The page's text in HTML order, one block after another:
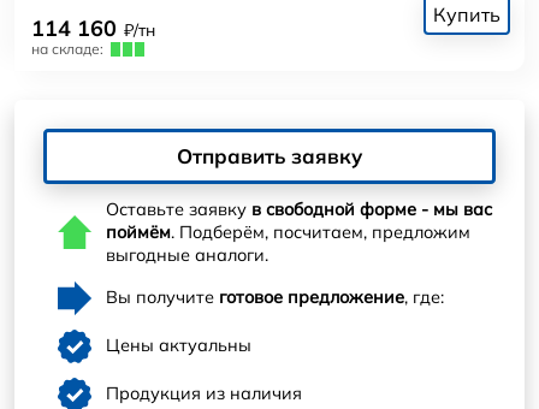
114 160 ₽/тн
на складе:
Купить
Отправить заявку
Оставьте заявку в свободной форме - мы вас
поймём. Подберём, посчитаем, предложим
выгодные аналоги.
Вы получите готовое предложение, где:
Цены актуальны
Продукция из наличия